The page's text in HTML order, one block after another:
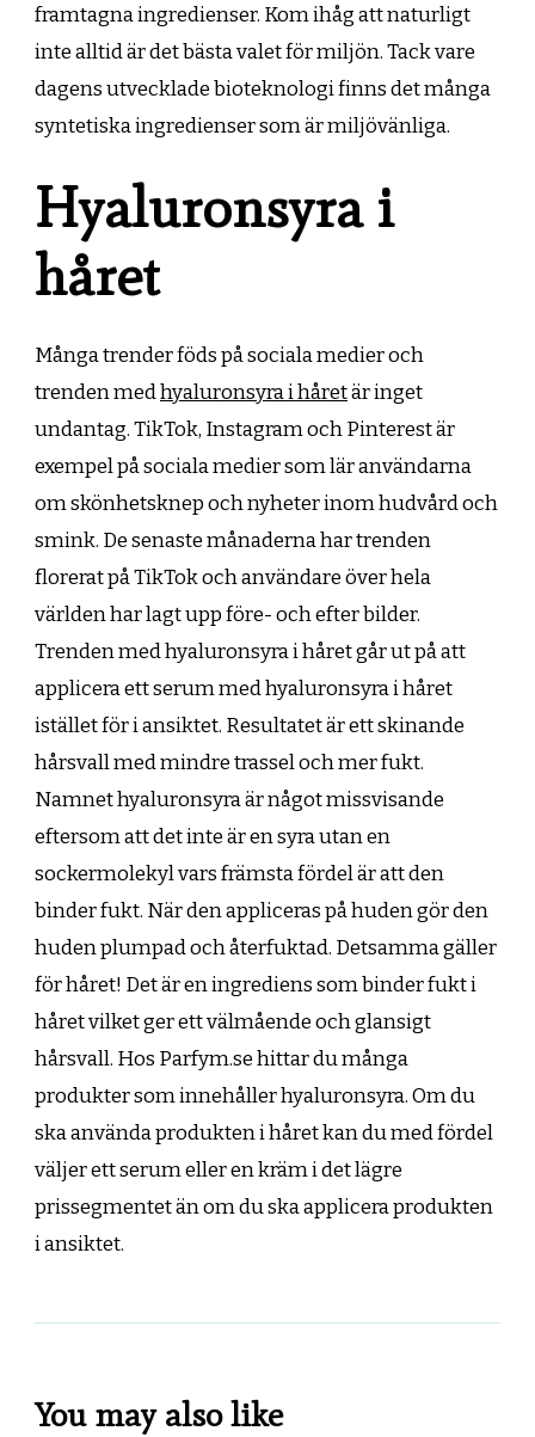
framtagna ingredienser. Kom ihåg att naturligt
inte alltid är det bästa valet för miljön. Tack vare
dagens utvecklade bioteknologi finns det många
syntetiska ingredienser som är miljövänliga.
Hyaluronsyra i
håret
Många trender föds på sociala medier och
trenden medhyaluronsyra i håretär inget
undantag. TikTok, Instagram och Pinterest är
exempel på sociala medier som lär användarna
om skönhetsknep och nyheter inom hudvård och
smink. De senaste månaderna har trenden
florerat på TikTok och användare över hela
världen har lagt upp före- och efter bilder.
Trenden med hyaluronsyra i håret går ut på att
applicera ett serum med hyaluronsyra i håret
istället för i ansiktet. Resultatet är ett skinande
hårsvall med mindre trassel och mer fukt.
Namnet hyaluronsyra är något missvisande
eftersom att det inte är en syra utan en
sockermolekyl vars främsta fördel är att den
binder fukt. När den appliceras på huden gör den
huden plumpad och återfuktad. Detsamma gäller
för håret! Det är en ingrediens som binder fukt i
håret vilket ger ett välmående och glansigt
hårsvall. Hos Parfym.se hittar du många
produkter som innehåller hyaluronsyra. Om du
ska använda produkten i håret kan du med fördel
väljer ett serum eller en kräm i det lägre
prissegmentet än om du ska applicera produkten
i ansiktet.
You may also like